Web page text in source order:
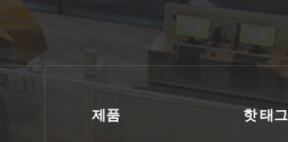
제품 핫 태그